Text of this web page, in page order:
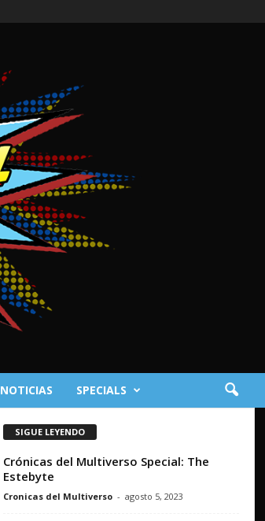
NOTICIAS SPECIALS
SIGUE LEYENDO
Crónicas del Multiverso Special: The
Estebyte
Cronicas del Multiverso - agosto 5, 2023